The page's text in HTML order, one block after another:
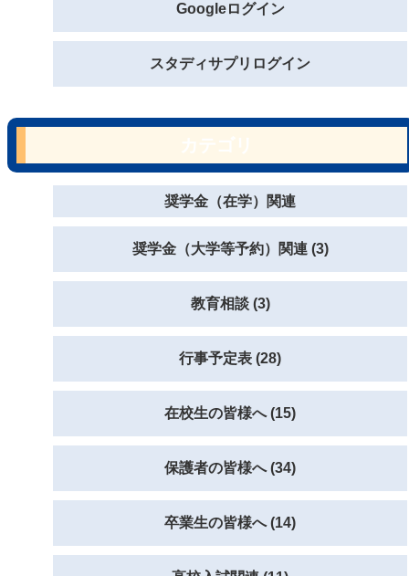
Googleログイン
スタディサプリログイン
奨学金（在学）関連
奨学金（大学等予約）関連 (3)
教育相談 (3)
行事予定表 (28)
在校生の皆様へ (15)
保護者の皆様へ (34)
卒業生の皆様へ (14)